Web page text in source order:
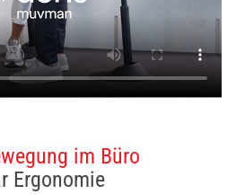
im Büro
Ergonomie